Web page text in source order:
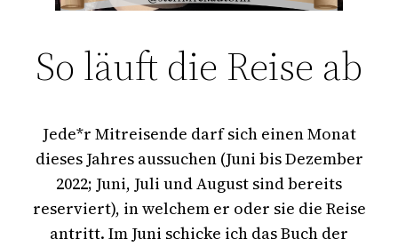
So läuft die Reise ab
Jede*r Mitreisende darf sich einen Monat
dieses Jahres aussuchen (Juni bis Dezember
2022; Juni, Juli und August sind bereits
reserviert), in welchem er oder sie die Reise
antritt. Im Juni schicke ich das Buch der